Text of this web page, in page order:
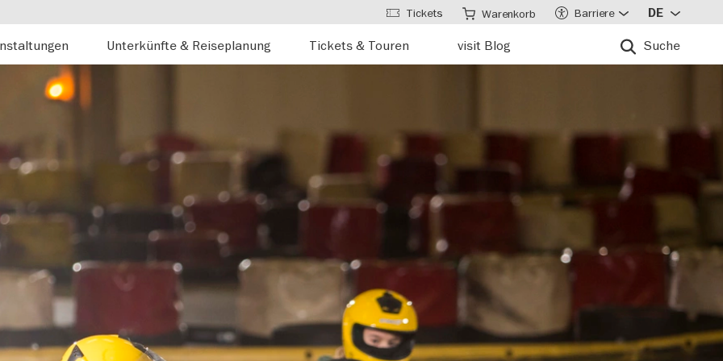
Unterkünfte & Reiseplanung Tickets & Touren visit Blog Suche
Tickets Warenkorb Barriere DE